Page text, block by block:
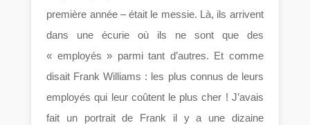
première année – était le messie. Là, ils arrivent
dans une écurie où ils ne sont que des
« employés » parmi tant d’autres. Et comme
disait Frank Williams : les plus connus de leurs
employés qui leur coûtent le plus cher ! J’avais
fait un portrait de Frank il y a une dizaine